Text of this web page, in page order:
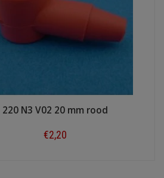
220 N3 V02 20 mm rood
€2,20